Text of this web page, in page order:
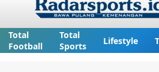
Total
Football
Total
Sports
Lifestyle